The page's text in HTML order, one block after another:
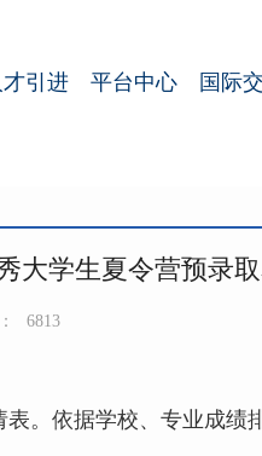
才引进 平台中心 国际
大学生夏令营预录
6813
表。依据学校、专业成绩